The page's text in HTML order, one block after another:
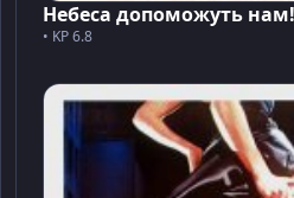
Небеса допоможуть нам!
• KP 6.8